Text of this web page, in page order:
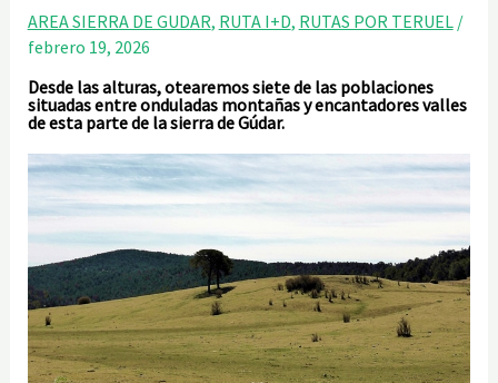
AREA SIERRA DE GUDAR, RUTA I+D, RUTAS POR TERUEL /
febrero 19, 2026
Desde las alturas, otearemos siete de las poblaciones
situadas entre onduladas montañas y encantadores valles
de esta parte de la sierra de Gúdar.